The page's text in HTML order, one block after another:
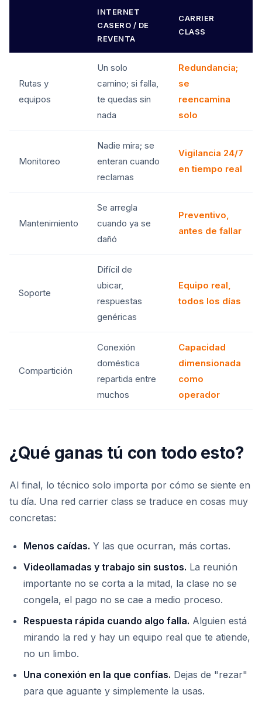
INTERNET
CASERO / DE
REVENTA
CARRIER
CLASS
Rutas y
equipos
Un solo
camino; si falla,
te quedas sin
nada
Redundancia;
se
reencamina
solo
Monitoreo
Nadie mira; se
enteran cuando
reclamas
Vigilancia 24/7
en tiempo real
Mantenimiento
Se arregla
cuando ya se
dañó
Preventivo,
antes de fallar
Soporte
Difícil de
ubicar,
respuestas
genéricas
Equipo real,
todos los días
Compartición
Conexión
doméstica
repartida entre
muchos
Capacidad
dimensionada
como
operador
¿Qué ganas tú con todo esto?
Al final, lo técnico solo importa por cómo se siente en
tu día. Una red carrier class se traduce en cosas muy
concretas:
Menos caídas. Y las que ocurran, más cortas.
Videollamadas y trabajo sin sustos. La reunión
importante no se corta a la mitad, la clase no se
congela, el pago no se cae a medio proceso.
Respuesta rápida cuando algo falla. Alguien está
mirando la red y hay un equipo real que te atiende,
no un limbo.
Una conexión en la que confías. Dejas de "rezar"
para que aguante y simplemente la usas.